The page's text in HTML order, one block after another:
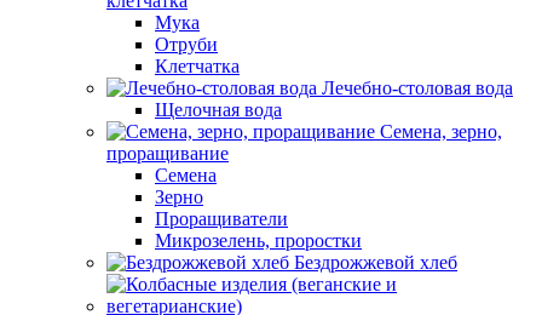
Мука
Отруби
Клетчатка
Лечебно-столовая вода
Щелочная вода
Семена, зерно,
проращивание
Семена
Зерно
Проращиватели
Микрозелень, проростки
Бездрожжевой хлеб